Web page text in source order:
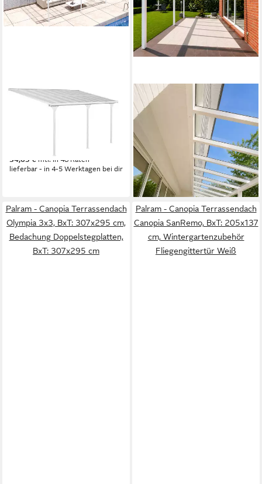
WESTMANN
Terrassendach Bruce 556,
34,65 € mtl. in 48 Raten
lieferbar - in 4-5 Werktagen bei dir
TERRASSE2000
Terrassendach Aluminium
Terrassenüberdachung
Barcelona Anthrazit mit Glas,
BxT: 300x200 cm
ab 1.838,73 €
53,38 €
mtl. in 48 Raten
lieferbar in 6 Wochen
Palram - Canopia Terrassendach
Olympia 3x3, BxT: 307x295 cm,
Bedachung Doppelstegplatten,
BxT: 307x295 cm
Palram - Canopia Terrassendach
Canopia SanRemo, BxT: 205x137
cm, Wintergartenzubehör
Fliegengittertür Weiß